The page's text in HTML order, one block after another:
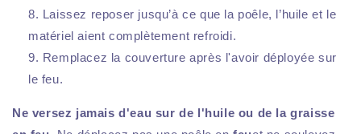
Laissez reposer jusqu’à ce que la poêle, l’huile et le
matériel aient complètement refroidi.
Remplacez la couverture après l'avoir déployée sur
le feu.
Ne versez jamais d'eau sur de l'huile ou de la graisse